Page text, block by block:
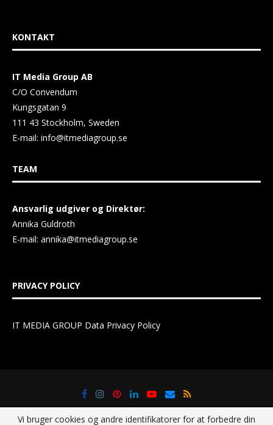
KONTAKT
IT Media Group AB
C/O Convendum
Kungsgatan 9
111 43 Stockholm, Sweden
E-mail: info@itmediagroup.se
TEAM
Ansvarlig udgiver og Direktør:
Annika Guldroth
E-mail: annika@itmediagroup.se
PRIVACY POLICY
IT MEDIA GROUP Data Privacy Policy
Vi bruger cookies og andre identifikatorer for at forbedre din